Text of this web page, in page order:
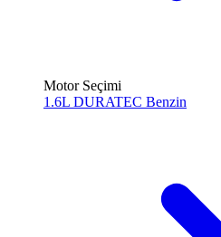
Motor Seçimi
1.6L DURATEC Benzin